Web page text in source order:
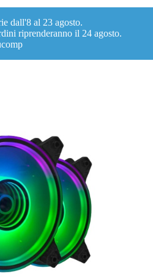
dall'8 al 23 agosto.
riprenderanno il 24 agosto.